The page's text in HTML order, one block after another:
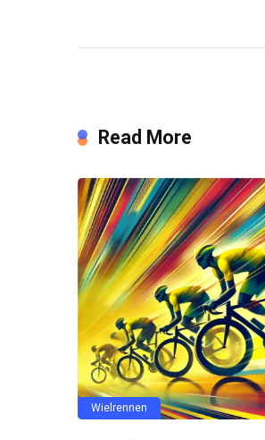
Read More
Wielrennen